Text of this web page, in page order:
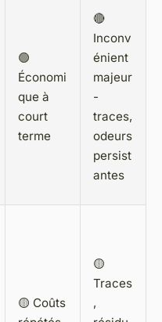
🟢
Économi
que à
court
terme
🔴
Inconv
énient
majeur
-
traces,
odeurs
persist
antes
🟡 Coûts
🟡
Traces
,